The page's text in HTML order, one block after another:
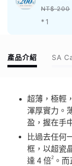
NT$ 200
*1
產品介紹 SA
超薄，極輕
渾厚實力。
盈，握在手
比過去任何
框，以超瓷
達 4 倍2 。